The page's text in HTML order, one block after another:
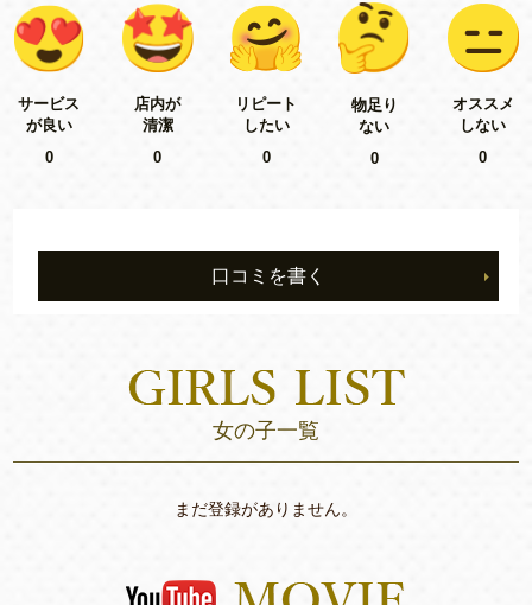
サービス
が良い
0
店内が
清潔
0
リピート
したい
0
物足り
ない
0
オススメ
しない
0
口コミを書く
女の子一覧
まだ登録がありません。